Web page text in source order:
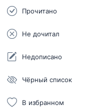
Прочитано
Не дочитал
Недописано
Чёрный список
В избранном